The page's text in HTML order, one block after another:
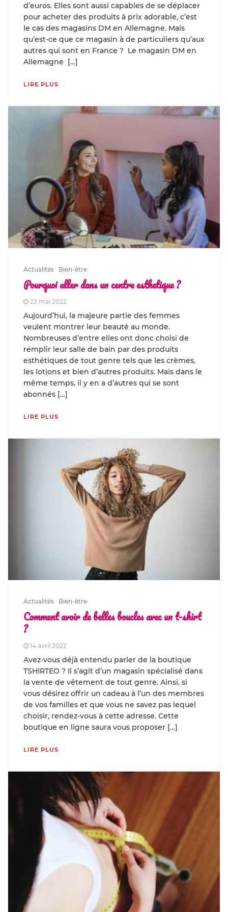
d’euros. Elles sont aussi capables de se déplacer
pour acheter des produits à prix adorable, c’est
le cas des magasins DM en Allemagne. Mais
qu’est-ce que ce magasin à de particuliers qu’aux
autres qui sont en France ? Le magasin DM en
Allemagne […]
LIRE PLUS
Actualités Bien-être
Pourquoi aller dans un centre esthetique ?
23 mai 2022
Aujourd’hui, la majeure partie des femmes
veulent montrer leur beauté au monde.
Nombreuses d’entre elles ont donc choisi de
remplir leur salle de bain par des produits
esthétiques de tout genre tels que les crèmes,
les lotions et bien d’autres produits. Mais dans le
même temps, il y en a d’autres qui se sont
abonnés […]
LIRE PLUS
Actualités Bien-être
Comment avoir de belles boucles avec un t-shirt
?
14 avril 2022
Avez-vous déjà entendu parler de la boutique
TSHIRTEO ? Il s’agit d’un magasin spécialisé dans
la vente de vêtement de tout genre. Ainsi, si
vous désirez offrir un cadeau à l’un des membres
de vos familles et que vous ne savez pas lequel
choisir, rendez-vous à cette adresse. Cette
boutique en ligne saura vous proposer […]
LIRE PLUS